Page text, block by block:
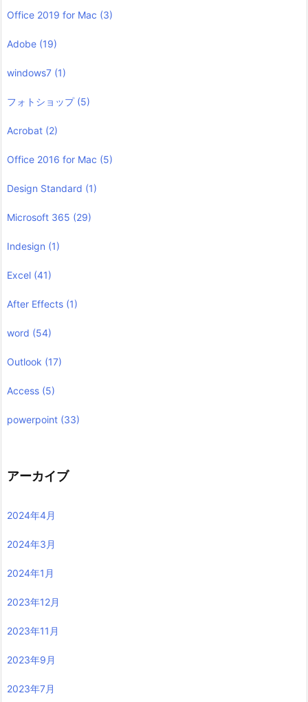
Office 2019 for Mac (3)
Adobe (19)
windows7 (1)
フォトショップ (5)
Acrobat (2)
Office 2016 for Mac (5)
Design Standard (1)
Microsoft 365 (29)
Indesign (1)
Excel (41)
After Effects (1)
word (54)
Outlook (17)
Access (5)
powerpoint (33)
アーカイブ
2024年4月
2024年3月
2024年1月
2023年12月
2023年11月
2023年9月
2023年7月